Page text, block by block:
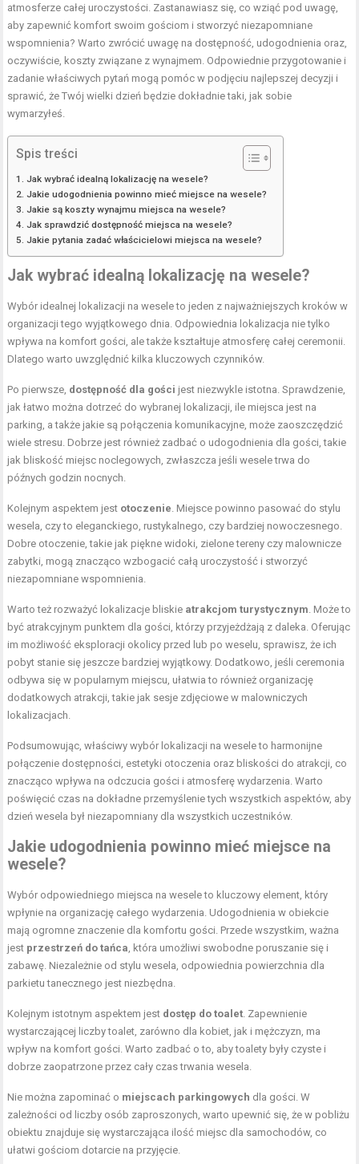
atmosferze całej uroczystości. Zastanawiasz się, co wziąć pod uwagę,
aby zapewnić komfort swoim gościom i stworzyć niezapomniane
wspomnienia? Warto zwrócić uwagę na dostępność, udogodnienia oraz,
oczywiście, koszty związane z wynajmem. Odpowiednie przygotowanie i
zadanie właściwych pytań mogą pomóc w podjęciu najlepszej decyzji i
sprawić, że Twój wielki dzień będzie dokładnie taki, jak sobie
wymarzyłeś.
Spis treści
Jak wybrać idealną lokalizację na wesele?
Jakie udogodnienia powinno mieć miejsce na wesele?
Jakie są koszty wynajmu miejsca na wesele?
Jak sprawdzić dostępność miejsca na wesele?
Jakie pytania zadać właścicielowi miejsca na wesele?
Jak wybrać idealną lokalizację na wesele?
Wybór idealnej lokalizacji na wesele to jeden z najważniejszych kroków w
organizacji tego wyjątkowego dnia. Odpowiednia lokalizacja nie tylko
wpływa na komfort gości, ale także kształtuje atmosferę całej ceremonii.
Dlatego warto uwzględnić kilka kluczowych czynników.
Po pierwsze, dostępność dla gości jest niezwykle istotna. Sprawdzenie,
jak łatwo można dotrzeć do wybranej lokalizacji, ile miejsca jest na
parking, a także jakie są połączenia komunikacyjne, może zaoszczędzić
wiele stresu. Dobrze jest również zadbać o udogodnienia dla gości, takie
jak bliskość miejsc noclegowych, zwłaszcza jeśli wesele trwa do
późnych godzin nocnych.
Kolejnym aspektem jest otoczenie. Miejsce powinno pasować do stylu
wesela, czy to eleganckiego, rustykalnego, czy bardziej nowoczesnego.
Dobre otoczenie, takie jak piękne widoki, zielone tereny czy malownicze
zabytki, mogą znacząco wzbogacić całą uroczystość i stworzyć
niezapomniane wspomnienia.
Warto też rozważyć lokalizacje bliskie atrakcjom turystycznym. Może to
być atrakcyjnym punktem dla gości, którzy przyjeżdżają z daleka. Oferując
im możliwość eksploracji okolicy przed lub po weselu, sprawisz, że ich
pobyt stanie się jeszcze bardziej wyjątkowy. Dodatkowo, jeśli ceremonia
odbywa się w popularnym miejscu, ułatwia to również organizację
dodatkowych atrakcji, takie jak sesje zdjęciowe w malowniczych
lokalizacjach.
Podsumowując, właściwy wybór lokalizacji na wesele to harmonijne
połączenie dostępności, estetyki otoczenia oraz bliskości do atrakcji, co
znacząco wpływa na odczucia gości i atmosferę wydarzenia. Warto
poświęcić czas na dokładne przemyślenie tych wszystkich aspektów, aby
dzień wesela był niezapomniany dla wszystkich uczestników.
Jakie udogodnienia powinno mieć miejsce na
wesele?
Wybór odpowiedniego miejsca na wesele to kluczowy element, który
wpłynie na organizację całego wydarzenia. Udogodnienia w obiekcie
mają ogromne znaczenie dla komfortu gości. Przede wszystkim, ważna
jest przestrzeń do tańca, która umożliwi swobodne poruszanie się i
zabawę. Niezależnie od stylu wesela, odpowiednia powierzchnia dla
parkietu tanecznego jest niezbędna.
Kolejnym istotnym aspektem jest dostęp do toalet. Zapewnienie
wystarczającej liczby toalet, zarówno dla kobiet, jak i mężczyzn, ma
wpływ na komfort gości. Warto zadbać o to, aby toalety były czyste i
dobrze zaopatrzone przez cały czas trwania wesela.
Nie można zapominać o miejscach parkingowych dla gości. W
zależności od liczby osób zaproszonych, warto upewnić się, że w pobliżu
obiektu znajduje się wystarczająca ilość miejsc dla samochodów, co
ułatwi gościom dotarcie na przyjęcie.